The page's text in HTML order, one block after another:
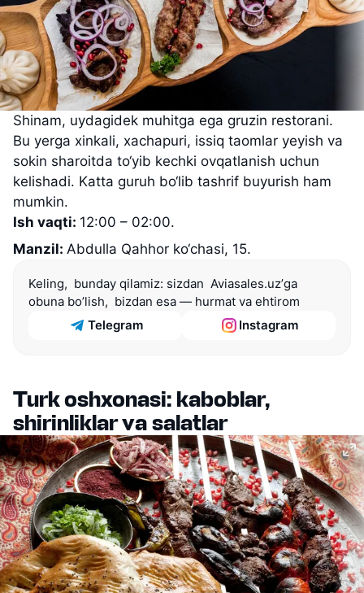
Shinam, uydagidek muhitga ega gruzin restorani.
Bu yerga xinkali, xachapuri, issiq taomlar yeyish va
sokin sharoitda to‘yib kechki ovqatlanish uchun
kelishadi. Katta guruh bo‘lib tashrif buyurish ham
mumkin.
Ish vaqti: 12:00 – 02:00.
Manzil: Abdulla Qahhor ko‘chasi, 15.
Keling,  bunday qilamiz: sizdan  Aviasales.uzʼga
obuna bo’lish,  bizdan esa — hurmat va ehtirom
Telegram
Instagram
Turk oshxonasi: kaboblar,
shirinliklar va salatlar